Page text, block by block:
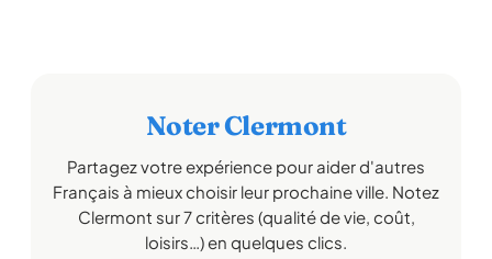
Noter Clermont
Partagez votre expérience pour aider d'autres
Français à mieux choisir leur prochaine ville. Notez
Clermont sur 7 critères (qualité de vie, coût,
loisirs…) en quelques clics.